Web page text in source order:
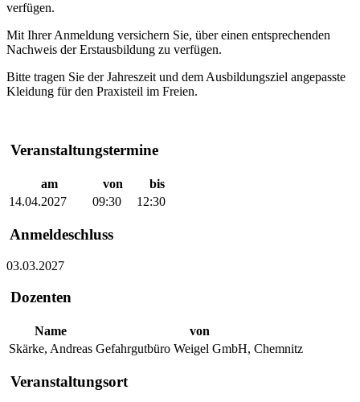
verfügen.
Mit Ihrer Anmeldung versichern Sie, über einen entsprechenden
Nachweis der Erstausbildung zu verfügen.
Bitte tragen Sie der Jahreszeit und dem Ausbildungsziel angepasste
Kleidung für den Praxisteil im Freien.
Veranstaltungstermine
am von
bis
14.04.2027
09:30 12:30
Anmeldeschluss
03.03.2027
Dozenten
Name
von
Skärke, Andreas Gefahrgutbüro Weigel GmbH, Chemnitz
Veranstaltungsort